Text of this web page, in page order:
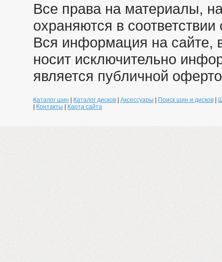
Все права на материалы,
охраняются в
Вся информация на сайте,
носит исключительно
является публичной
Каталог шин Каталог дисков Аксессуары Поиск шин и дисков
Контакты Карта сайта